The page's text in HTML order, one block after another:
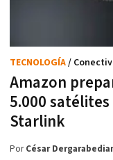
Amazon
5.000
Starlink
TECNOLOGÍA/
PorCésar